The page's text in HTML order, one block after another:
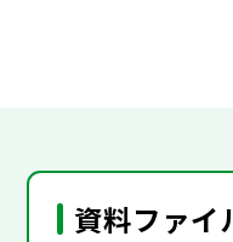
資料ファイ